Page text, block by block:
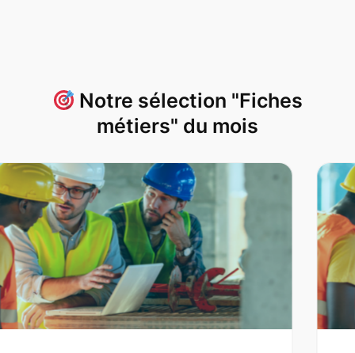
Notre sélection "Fiches
métiers" du mois